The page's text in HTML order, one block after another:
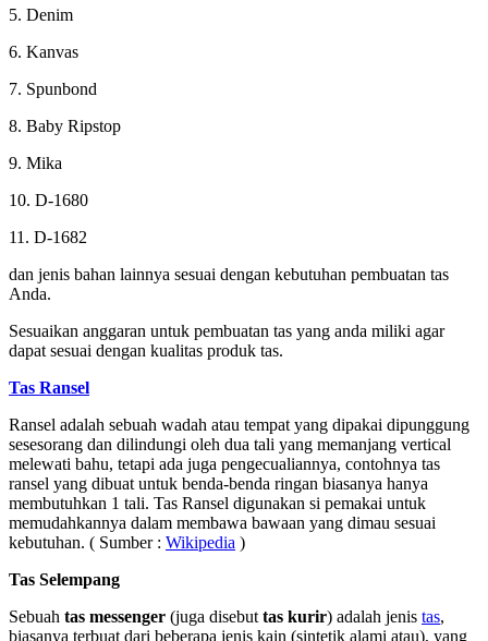
5. Denim
6. Kanvas
7. Spunbond
8. Baby Ripstop
9. Mika
10. D-1680
11. D-1682
dan jenis bahan lainnya sesuai dengan kebutuhan pembuatan tas
Anda.
Sesuaikan anggaran untuk pembuatan tas yang anda miliki agar
dapat sesuai dengan kualitas produk tas.
Tas Ransel
Ransel adalah sebuah wadah atau tempat yang dipakai dipunggung
sesesorang dan dilindungi oleh dua tali yang memanjang vertical
melewati bahu, tetapi ada juga pengecualiannya, contohnya tas
ransel yang dibuat untuk benda-benda ringan biasanya hanya
membutuhkan 1 tali. Tas Ransel digunakan si pemakai untuk
memudahkannya dalam membawa bawaan yang dimau sesuai
kebutuhan. ( Sumber : Wikipedia )
Tas Selempang
Sebuah tas messenger (juga disebut tas kurir) adalah jenis tas,
biasanya terbuat dari beberapa jenis kain (sintetik alami atau), yang